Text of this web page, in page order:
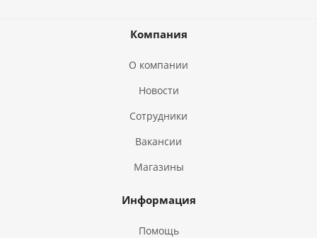
Компания
О компании
Новости
Сотрудники
Вакансии
Магазины
Информация
Помощь